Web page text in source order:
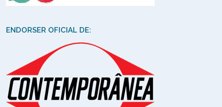
ENDORSER OFICIAL DE: